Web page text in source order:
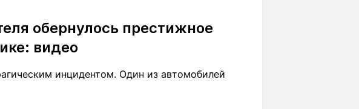
Обзоры
Спецпроекты
Маршруты
обернулось престижное
видео
инцидентом. Один из автомобилей